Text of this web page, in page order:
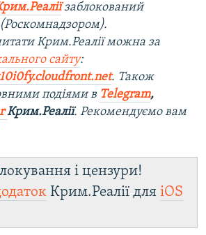
заблокований
(Роскомнадзором).
Крим.Реалії можна за
сайту:
. Також
подіями в Telegram,
Крим.Реалії. Рекомендуємо вам
і цензури!
Крим.Реалії для iOS